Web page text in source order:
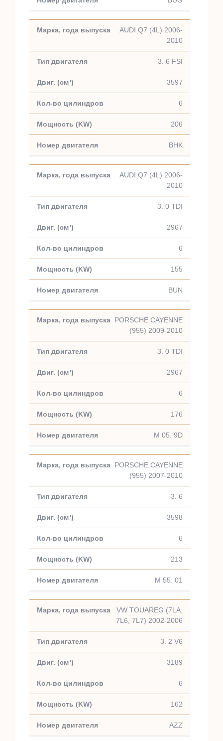
AUDI Q7 (4L) 2006-
2010
3. 6 FSI
3597
6
206
BHK
AUDI Q7 (4L) 2006-
2010
3. 0 TDI
2967
6
155
BUN
PORSCHE CAYENNE
(955) 2009-2010
3. 0 TDI
2967
6
176
M 05. 9D
PORSCHE CAYENNE
(955) 2007-2010
3. 6
3598
6
213
M 55. 01
VW TOUAREG (7LA,
7L6, 7L7) 2002-2006
3. 2 V6
3189
6
162
AZZ